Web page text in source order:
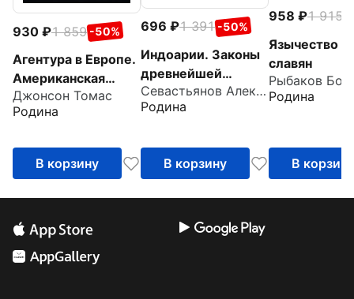
930 1 859 -50%
Агентура в Европе.
Американская
разведка и
контрразведка в
войне
Джонсон Томас
Родина
В корзину
696 1 391 -50%
Индоарии. Законы
древнейшей
цивилизации
Севастьянов Александр Владимирович
Родина
В корзину
958 1 915
Язычество
славян
Родина
В корзину